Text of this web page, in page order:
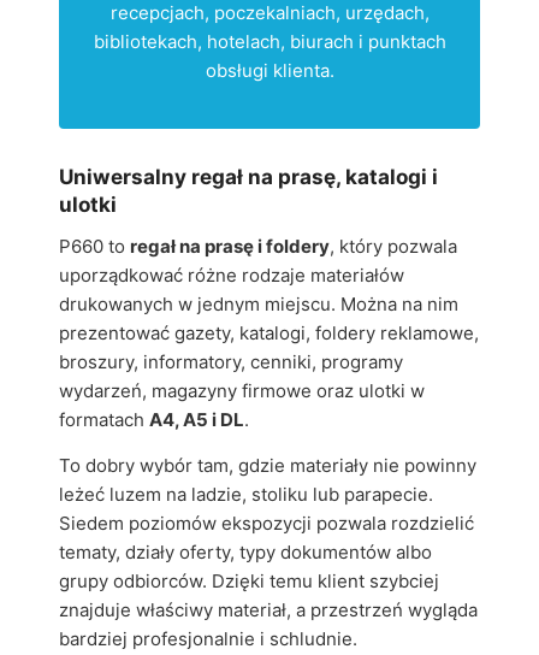
recepcjach, poczekalniach, urzędach,
bibliotekach, hotelach, biurach i punktach
obsługi klienta.
Uniwersalny regał na prasę, katalogi i
ulotki
P660 to regał na prasę i foldery, który pozwala
uporządkować różne rodzaje materiałów
drukowanych w jednym miejscu. Można na nim
prezentować gazety, katalogi, foldery reklamowe,
broszury, informatory, cenniki, programy
wydarzeń, magazyny firmowe oraz ulotki w
formatach A4, A5 i DL.
To dobry wybór tam, gdzie materiały nie powinny
leżeć luzem na ladzie, stoliku lub parapecie.
Siedem poziomów ekspozycji pozwala rozdzielić
tematy, działy oferty, typy dokumentów albo
grupy odbiorców. Dzięki temu klient szybciej
znajduje właściwy materiał, a przestrzeń wygląda
bardziej profesjonalnie i schludnie.